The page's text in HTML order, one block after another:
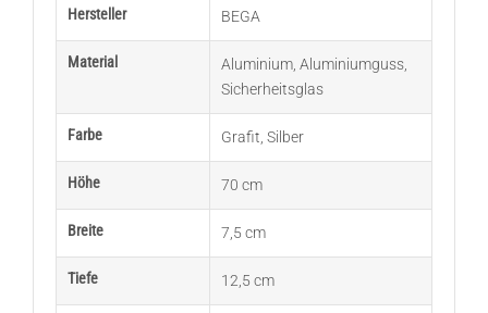
Hersteller BEGA
Material Aluminium, Aluminiumguss,
Sicherheitsglas
Farbe Grafit Silber
Höhe 70 cm
Breite 7,5 cm
Tiefe 12,5 cm